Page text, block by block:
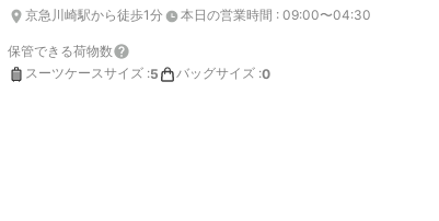
京急川崎駅から徒歩1分 本日の営業時間 : 09:00〜04:30
保管できる荷物数
スーツケースサイズ :5 バッグサイズ :0